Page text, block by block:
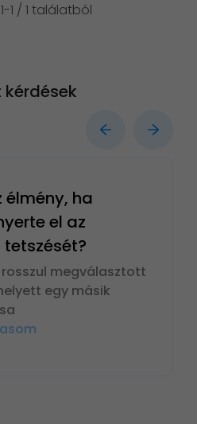
1 / 1 találatból
élmény, ha
el az
rosszul megválasztott
egy másik